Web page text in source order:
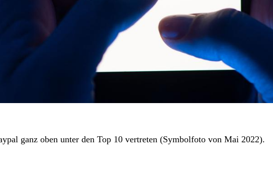
ganz oben unter den Top 10 vertreten (Symbolfoto von Mai 2022).